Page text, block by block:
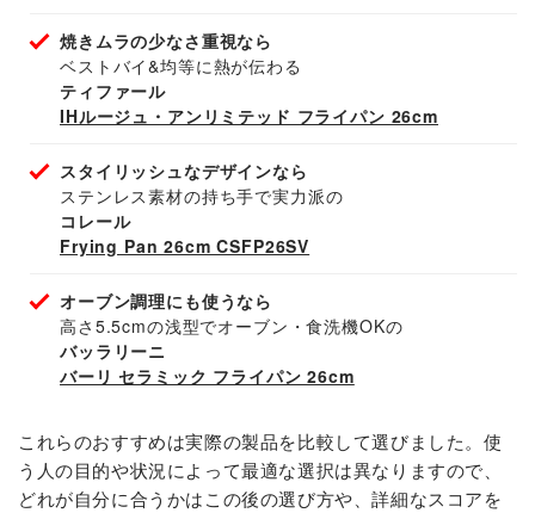
焼きムラの少なさ重視なら
ベストバイ&均等に熱が伝わる
ティファール
IHルージュ・アンリミテッド フライパン 26cm
スタイリッシュなデザインなら
ステンレス素材の持ち手で実力派の
コレール
Frying Pan 26cm CSFP26SV
オーブン調理にも使うなら
高さ5.5cmの浅型でオーブン・食洗機OKの
バッラリーニ
バーリ セラミック フライパン 26cm
これらのおすすめは実際の製品を比較して選びました。使
う人の目的や状況によって最適な選択は異なりますので、
どれが自分に合うかはこの後の選び方や、詳細なスコアを